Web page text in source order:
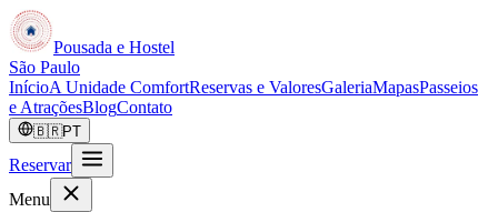
Pousada e Hostel
São Paulo
InícioA Unidade ComfortReservas e ValoresGaleriaMapasPasseios
e AtraçõesBlogContato
🇧🇷PT
Reservar
Menu